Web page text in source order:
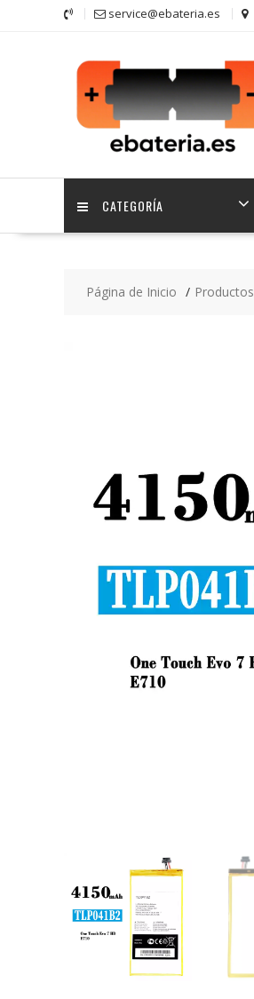
service@ebateria.es
CATEGORÍA
Página de Inicio Productos